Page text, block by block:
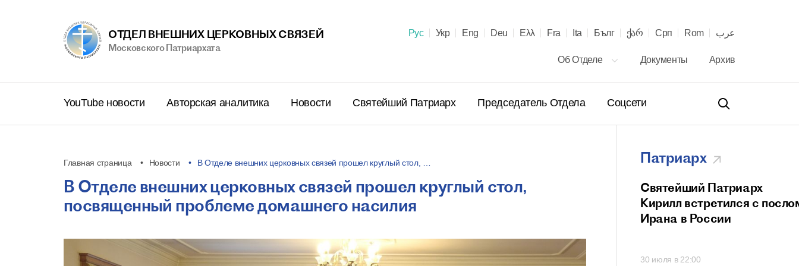
ОТДЕЛ ВНЕШНИХ ЦЕРКОВНЫХ СВЯЗЕЙ
Московского Патриархата
Рус Укр Eng Deu Ελλ Fra Ita Бълг ქარ Срп Rom عرب
Об Отделе Документы Архив
YouTube новости Авторская аналитика Новости Святейший Патриарх Председатель Отдела Соцсети
Главная страница Новости В Отделе внешних церковных связей прошел круглый стол, …
В Отделе внешних церковных связей прошел круглый стол,
посвященный проблеме домашнего насилия
Патриарх
Поздравление Святейшего
летием монашеского
23 июня в 10:00
Святейший Патриарх
Кирилл встретился с
Ирана в России
30 июля в 22:00